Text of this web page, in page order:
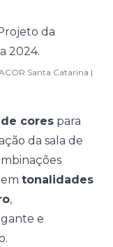
Santa Catarina |
cores para
da sala de
tonalidades
,
e